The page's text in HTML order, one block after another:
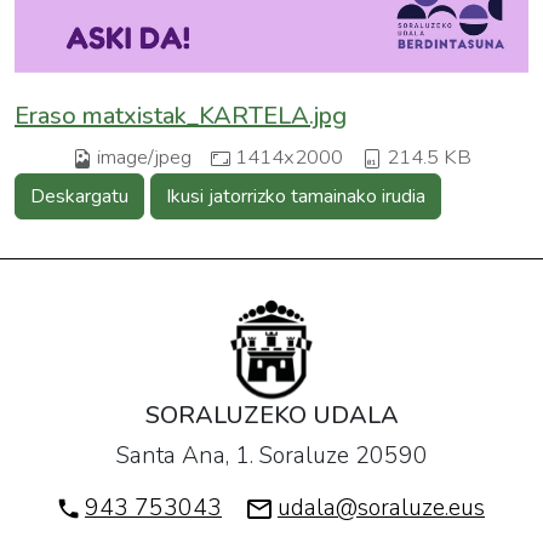
Eraso matxistak_KARTELA.jpg
image/jpeg 1414x2000 214.5 KB
Deskargatu Ikusi jatorrizko tamainako irudia
SORALUZEKO UDALA
Santa Ana, 1. Soraluze 20590
943 753043
udala@soraluze.eus